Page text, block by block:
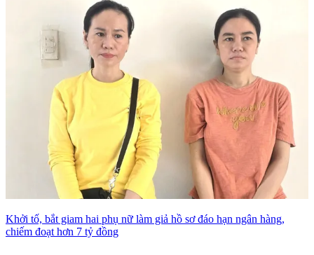
Khởi tố, bắt giam hai phụ nữ làm giả hồ sơ đáo hạn ngân hàng,
chiếm đoạt hơn 7 tỷ đồng